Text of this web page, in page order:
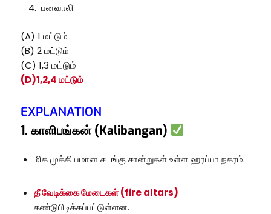
பனவாலி
(A) 1 மட்டும்
(B) 2 மட்டும்
(C) 1,3 மட்டும்
(D)1,2,4மட்டும்
EXPLANATION
1. காளிபங்கன் (Kalibangan)
மிக முக்கியமான சடங்கு சான்றுகள் உள்ள ஹரப்பா நகரம்.
தீ வேடிக்கை மேடைகள் (fire altars)
கண்டுபிடிக்கப்பட்டுள்ளன.